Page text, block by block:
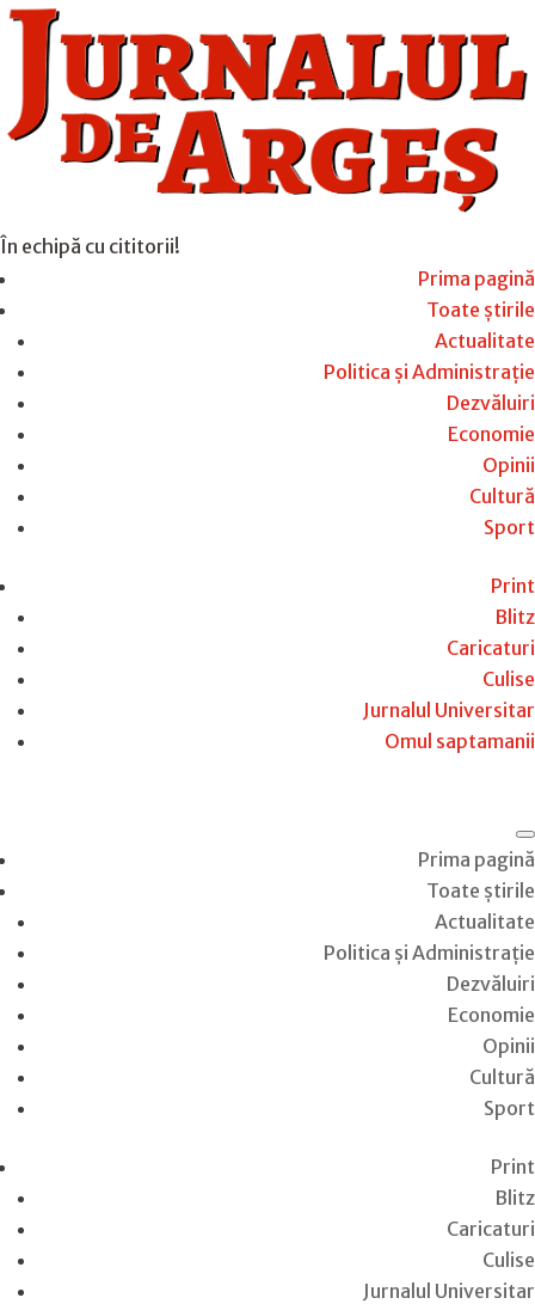
În echipă cu cititorii!
Prima pagină
Toate știrile
Actualitate
Politica și Administrație
Dezvăluiri
Economie
Opinii
Cultură
Sport
Print
Blitz
Caricaturi
Culise
Jurnalul Universitar
Omul saptamanii
Prima pagină
Toate știrile
Actualitate
Politica și Administrație
Dezvăluiri
Economie
Opinii
Cultură
Sport
Print
Blitz
Caricaturi
Culise
Jurnalul Universitar